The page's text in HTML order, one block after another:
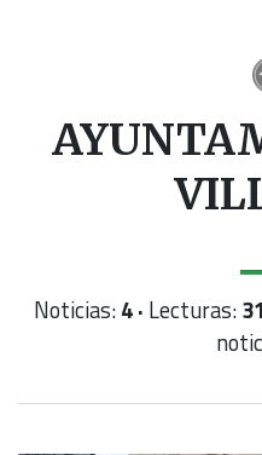
Noticias:4 · Lecturas: